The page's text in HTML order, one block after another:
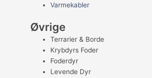
Varmekabler
Øvrige
Terrarier & Borde
Krybdyrs Foder
Foderdyr
Levende Dyr